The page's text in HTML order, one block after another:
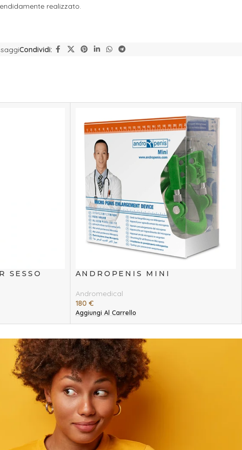
realizzato.
Condividi:
SESSO
ANDROPENIS MINI
Andromedical
180 €
Aggiungi Al Carrello